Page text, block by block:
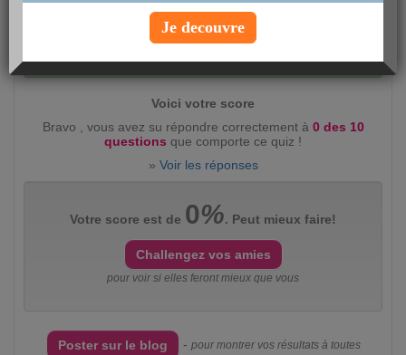
Evaluez ce quizz : intéressant (2360)
Voici votre score
Bravo , vous avez su répondre correctement à 0 des 10
questions que comporte ce quiz !
» Voir les réponses
Votre score est de 0%. Peut mieux faire!
Challengez vos amies
pour voir si elles feront mieux que vous
Poster sur le blog - pour montrer vos résultats à toutes
Je decouvre